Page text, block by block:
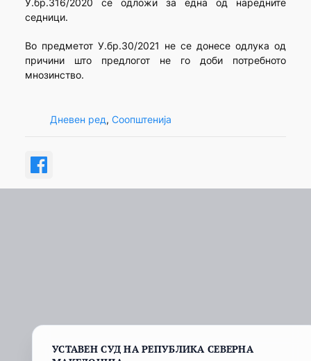
У.бр.316/2020 се одложи за една од наредните
седници.
Во предметот У.бр.30/2021 не се донесе одлука од
причини што предлогот не го доби потребното
мнозинство.
Дневен ред, Соопштенија
УСТАВЕН СУД НА РЕПУБЛИКА СЕВЕРНА